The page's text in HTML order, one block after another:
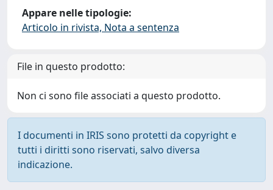
Appare nelle tipologie:
Articolo in rivista, Nota a sentenza
File in questo prodotto:
Non ci sono file associati a questo prodotto.
I documenti in IRIS sono protetti da copyright e
tutti i diritti sono riservati, salvo diversa
indicazione.